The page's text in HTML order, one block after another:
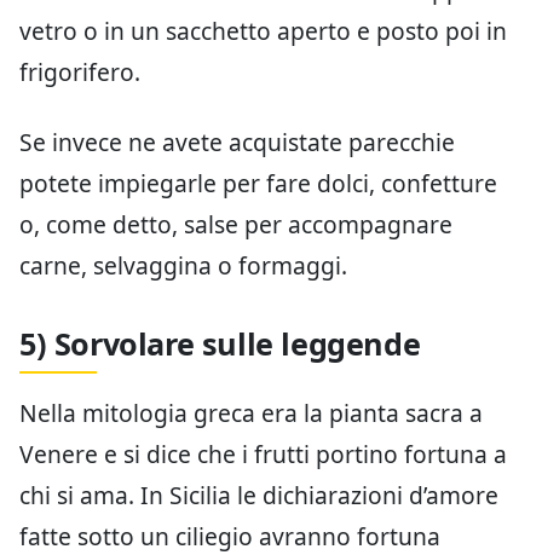
vetro o in un sacchetto aperto e posto poi in
frigorifero.
Se invece ne avete acquistate parecchie
potete impiegarle per fare dolci, confetture
o, come detto, salse per accompagnare
carne, selvaggina o formaggi.
5) Sorvolare sulle leggende
Nella mitologia greca era la pianta sacra a
Venere e si dice che i frutti portino fortuna a
chi si ama. In Sicilia le dichiarazioni d’amore
fatte sotto un ciliegio avranno fortuna